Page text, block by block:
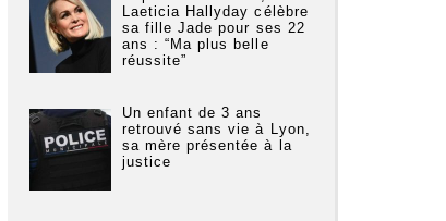
Laeticia Hallyday célèbre
sa fille Jade pour ses 22
ans : “Ma plus belle
réussite”
Un enfant de 3 ans
retrouvé sans vie à Lyon,
sa mère présentée à la
justice